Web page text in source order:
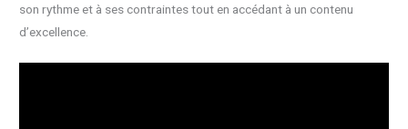
son rythme et à ses contraintes tout en accédant à un contenu
d’excellence.